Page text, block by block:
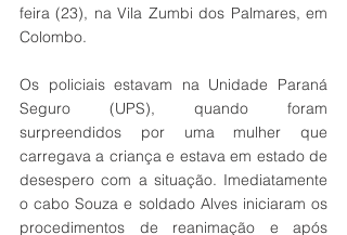
feira (23), na Vila Zumbi dos Palmares, em
Colombo.
Os policiais estavam na Unidade Paraná
Seguro (UPS), quando foram
surpreendidos por uma mulher que
carregava a criança e estava em estado de
desespero com a situação. Imediatamente
o cabo Souza e soldado Alves iniciaram os
procedimentos de reanimação e após